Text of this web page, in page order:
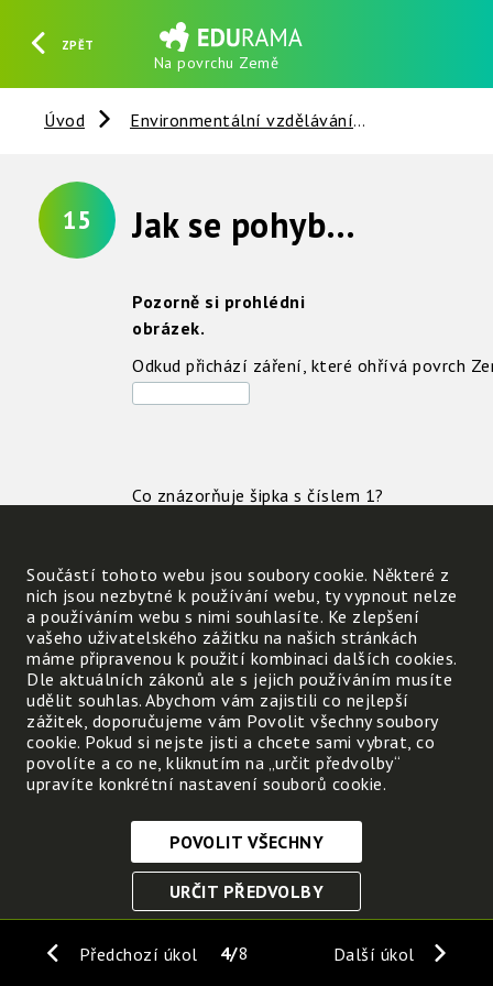
ZPĚT
Na povrchu Země
HLEDAT REGISTROVAT PŘIHLÁSIT SE
Úvod Environmentální vzdělávání
15 Jak se pohybuje vzduch na povrchu Země ?
Pozorně si prohlédni
obrázek.
Odkud přichází záření, které ohřívá povrch
Co znázorňuje šipka s číslem 1?
Vyvoď podle obrázku, co má hlavní
Pohyb vzduchu závisí na
Předchozí úkol Další úkol
4 8
Součástí tohoto webu jsou soubory cookie. Některé z
nich jsou nezbytné k používání webu, ty vypnout nelze
a používáním webu s nimi souhlasíte. Ke zlepšení
vašeho uživatelského zážitku na našich stránkách
máme připravenou k použití kombinaci dalších cookies.
Dle aktuálních zákonů ale s jejich používáním musíte
udělit souhlas. Abychom vám zajistili co nejlepší
zážitek, doporučujeme vám Povolit všechny soubory
cookie. Pokud si nejste jisti a chcete sami vybrat, co
povolíte a co ne, kliknutím na „určit předvolby“
upravíte konkrétní nastavení souborů cookie.
Nezbytně nutné cookies
Tyto soubory cookie jsou nezbytné, abyste se mohli
funkce. Bez těchto cookies by webové stránky
POVOLIT VŠECHNY
URČIT PŘEDVOLBY